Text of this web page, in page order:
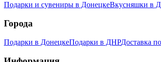
Подарки и сувениры в ДонецкеВкусняшки в
Города
Подарки в ДонецкеПодарки в ДНРДоставка